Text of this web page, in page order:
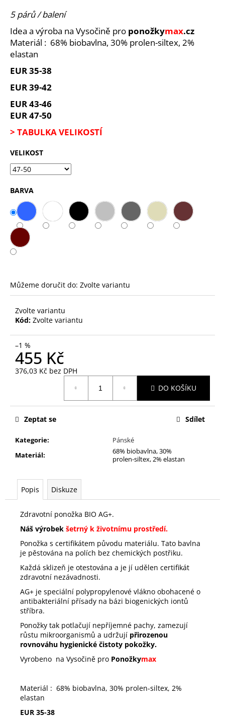
4,0
z
5
hvězdiček.
5 párů / balení
Idea a výroba na Vysočině pro ponožkymax.cz
Materiál : 68% biobavlna, 30% prolen-siltex, 2%
elastan
EUR 35-38
EUR 39-42
EUR 43-46
EUR 47-50
> TABULKA VELIKOSTÍ
VELIKOST
BARVA
Můžeme doručit do: Zvolte variantu
Zvolte variantu
Kód: Zvolte variantu
–1 %
455 Kč
376,03 Kč bez DPH
DO KOŠÍKU
Kategorie:
Pánské
Materiál:
68% biobavlna, 30%
prolen-siltex, 2% elastan
Zeptat se Sdílet
Popis Diskuze
Zdravotní ponožka BIO AG+.
Náš výrobek šetrný k životnímu prostředí.
Ponožka s certifikátem původu materiálu. Tato bavlna
je pěstována na polích bez chemických postřiku.
Každá sklizeň je otestována a je jí udělen certifikát
zdravotní nezávadnosti.
AG+ je speciální polypropylenové vlákno obohacené o
antibakteriální přísady na bázi biogenických iontů
stříbra.
Ponožky tak potlačují nepříjemné pachy, zamezují
růstu mikroorganismů a udržují přirozenou
rovnováhu hygienické čistoty pokožky.
Vyrobeno na Vysočině pro Ponožkymax
Materiál : 68% biobavlna, 30% prolen-siltex, 2%
elastan
EUR 35-38
a
j
í
t
?
D
o
o
u
č
u
j
e
M
AKTIVE
ALL
430
Kč